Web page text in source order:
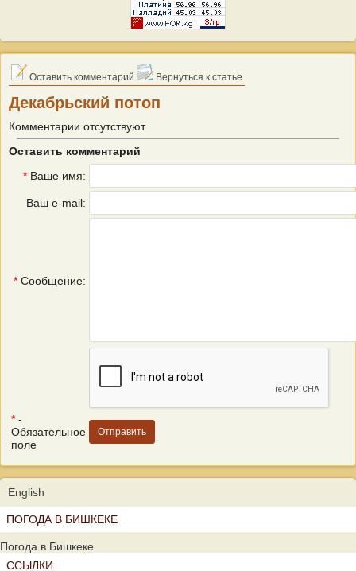
Оставить комментарий Вернуться к статье
Декабрьский потоп
Комментарии отсутствуют
Оставить комментарий
* Ваше имя:
Ваш e-mail:
* Сообщение:
* -
Обязательное
поле
English
ПОГОДА В БИШКЕКЕ
Погода в Бишкеке
ССЫЛКИ